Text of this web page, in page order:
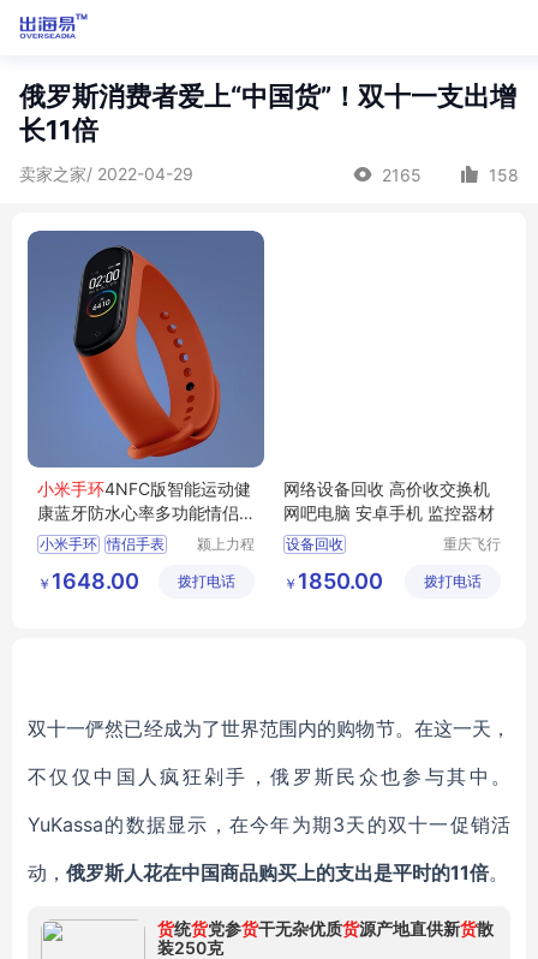
俄罗斯消费者爱上“中国货”！双十一支出增
长11倍
卖家之家/ 2022-04-29 2165 158
小米手环4NFC版智能运动健
康蓝牙防水心率多功能情侣
手表新品四代
小米手环 情侣手表
多功能 手表 智能运动
颍上力程
有限公司
￥ 1648.00 拨打电话
网络设备回收 高价收交换机
网吧电脑 安卓手机 监控器材
设备回收
重庆飞行
限公司
￥ 1850.00 拨打电话
双十一俨然已经成为了世界范围内的购物节。在这一天，
不仅仅中国人疯狂剁手，俄罗斯民众也参与其中。
YuKassa的数据显示，在今年为期3天的双十一促销活
动， 俄罗斯人花在中国商品购买上的支出是平时的11倍。
货统货党参货干无杂优质货源产地直供新货散
装250克